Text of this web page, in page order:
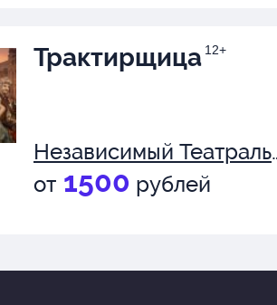
Трактирщица 12+
от 1500 рублей